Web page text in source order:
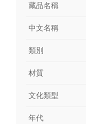
藏品名稱
中文名稱
類別
材質
文化類型
年代